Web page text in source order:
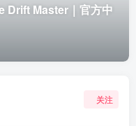
Drift Master｜官方中
关注